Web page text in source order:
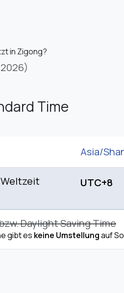
in Zigong?
Time
Asia/
UTC+8
Daylight Saving Time
gibt es keine Umstellungauf